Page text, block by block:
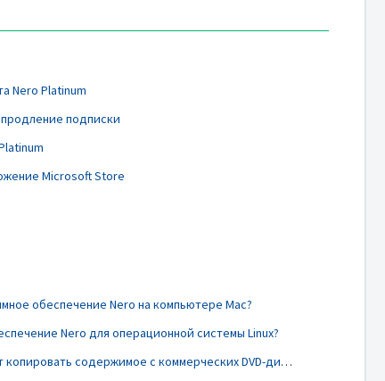
Nero Platinum
подписки
Microsoft Store
обеспечение Nero на компьютере Mac?
Nero для операционной системы Linux?
Какая программа Nero позволяет копировать содержимое с коммерческих DVD-дисков?